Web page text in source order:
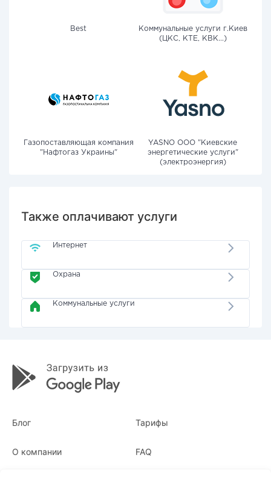
Best
Коммунальные услуги г.Киев
(ЦКС, КТЕ, КВК...)
Газопоставляющая компания
"Нафтогаз Украины"
YASNO OOO "Киевские
энергетические услуги"
(электроэнергия)
Также оплачивают услуги
Интернет
Охрана
Коммунальные услуги
Блог Тарифы
О компании FAQ